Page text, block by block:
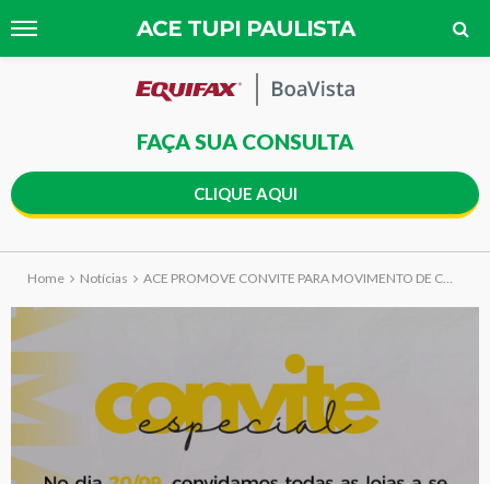
ACE TUPI PAULISTA
FAÇA SUA CONSULTA
CLIQUE AQUI
Home Notícias ACE PROMOVE CONVITE PARA MOVIMENTO DE CONSCIENTIZAÇÃO NO COMÉRCIO LOCAL EM ALUSÃO AO SETEMBRO AMARELO